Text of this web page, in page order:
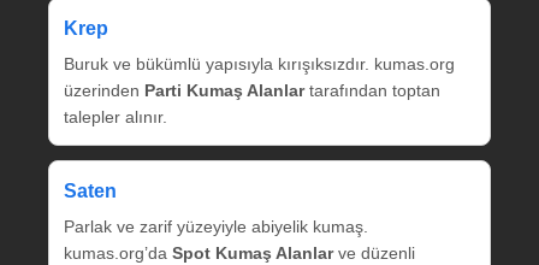
Krep
Buruk ve bükümlü yapısıyla kırışıksızdır. kumas.org
üzerinden Parti Kumaş Alanlartarafından toptan
talepler alınır.
Saten
Parlak ve zarif yüzeyiyle abiyelik kumaş.
kumas.org’da Spot Kumaş Alanlarve düzenli